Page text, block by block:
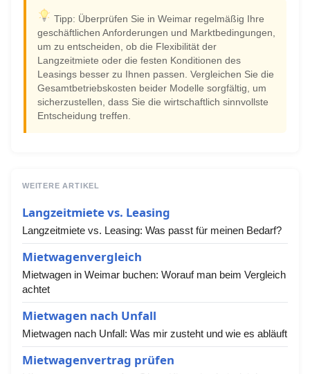
Tipp: Überprüfen Sie in Weimar regelmäßig Ihre
geschäftlichen Anforderungen und Marktbedingungen,
um zu entscheiden, ob die Flexibilität der
Langzeitmiete oder die festen Konditionen des
Leasings besser zu Ihnen passen. Vergleichen Sie die
Gesamtbetriebskosten beider Modelle sorgfältig, um
sicherzustellen, dass Sie die wirtschaftlich sinnvollste
Entscheidung treffen.
WEITERE ARTIKEL
Langzeitmiete vs. Leasing
Langzeitmiete vs. Leasing: Was passt für meinen Bedarf?
Mietwagenvergleich
Mietwagen in Weimar buchen: Worauf man beim Vergleich
achtet
Mietwagen nach Unfall
Mietwagen nach Unfall: Was mir zusteht und wie es abläuft
Mietwagenvertrag prüfen